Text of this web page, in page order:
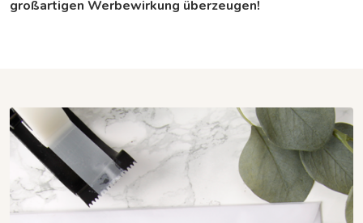
großartigen Werbewirkung überzeugen!